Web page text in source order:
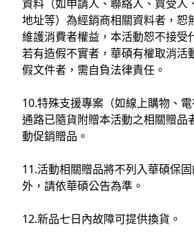
資料（如申請人、聯絡人、買受人
地址等）為經銷商相關資料者，恕
維護消費者權益，本活動恕不接受
若有造假不實者，華碩有權取消活
假文件者，需自負法律責任。
10.特殊支援專案（如線上購物、
通路已隨貨附贈本活動之相關贈品
動促銷贈品。
11.活動相關贈品將不列入華碩保
外，請依華碩公告為準。
12.新品七日內故障可提供換貨。